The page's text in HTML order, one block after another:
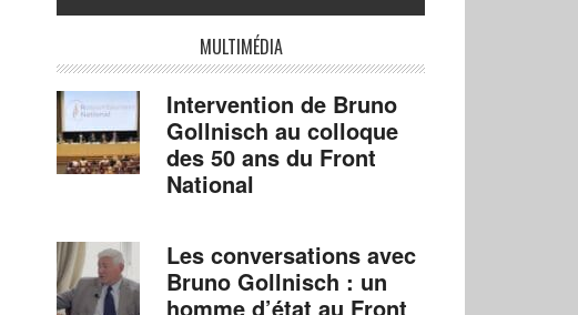
MULTIMÉDIA
Intervention de Bruno
Gollnisch au colloque
des 50 ans du Front
National
Les conversations avec
Bruno Gollnisch : un
homme d’état au Front